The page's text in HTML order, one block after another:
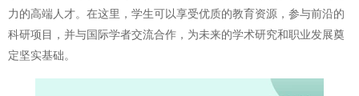
力的高端人才。在这里，学生可以享受优质的教育资源，参与前沿的
科研项目，并与国际学者交流合作，为未来的学术研究和职业发展奠
定坚实基础。